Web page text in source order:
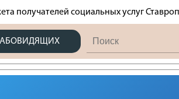
получателей социальных услуг